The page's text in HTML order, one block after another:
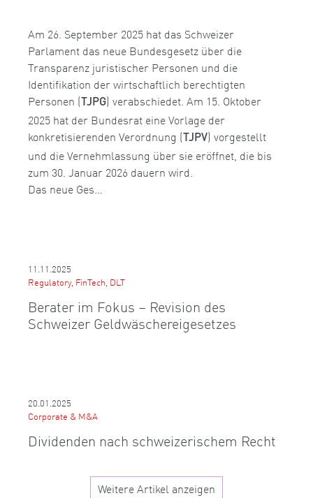
Am 26. September 2025 hat das Schweizer
Parlament das neue Bundesgesetz über die
Transparenz juristischer Personen und die
Identifikation der wirtschaftlich berechtigten
Personen ( TJPG) verabschiedet. Am 15. Oktober
2025 hat der Bundesrat eine Vorlage der
konkretisierenden Verordnung ( TJPV) vorgestellt
und die Vernehmlassung über sie eröffnet, die bis
zum 30. Januar 2026 dauern wird.
Das neue Ges…
11.11.2025
Regulatory, FinTech, DLT
Berater im Fokus – Revision des
Schweizer Geldwäschereigesetzes
20.01.2025
Corporate & M&A
Dividenden nach schweizerischem Recht
Weitere Artikel anzeigen